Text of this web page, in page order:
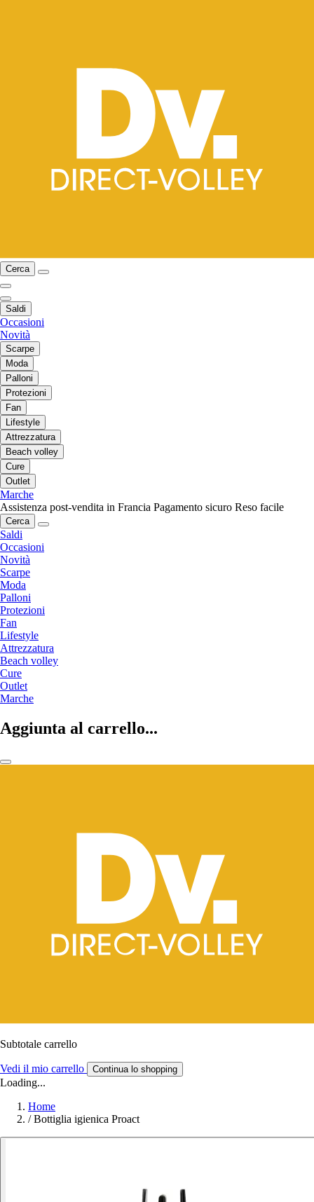
Cerca
Saldi
Occasioni
Novità
Scarpe
Moda
Palloni
Protezioni
Fan
Lifestyle
Attrezzatura
Beach volley
Cure
Outlet
Marche
Assistenza post-vendita in Francia Pagamento sicuro Reso facile
Cerca
Saldi
Occasioni
Novità
Scarpe
Moda
Palloni
Protezioni
Fan
Lifestyle
Attrezzatura
Beach volley
Cure
Outlet
Marche
Aggiunta al carrello...
Subtotale carrello
Vedi il mio carrello Continua lo shopping
Loading...
Home
/ Bottiglia igienica Proact